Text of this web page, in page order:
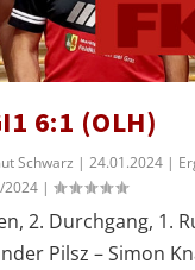
6:1 (OLH)
Schwarz |24.01.2024 |
2024 |
2. Durchgang, 1.
Pilsz – Simon